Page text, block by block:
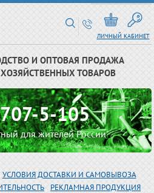
ЛИЧНЫЙ КАБИНЕТ
И ОПТОВАЯ ПРОДАЖА
ТОВАРОВ
5-105
для жителей России
УСЛОВИЯ ДОСТАВКИ И САМОВЫВОЗА
РЕКЛАМНАЯ ПРОДУКЦИЯ